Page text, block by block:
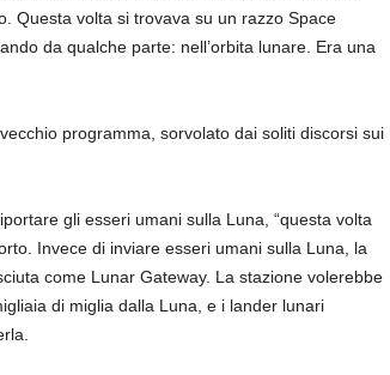
Questa volta si trovava su un razzo Space
da qualche parte: nell’orbita lunare. Era una
programma, sorvolato dai soliti discorsi sui
gli esseri umani sulla Luna, “questa volta
Invece di inviare esseri umani sulla Luna, la
come Lunar Gateway. La stazione volerebbe
di miglia dalla Luna, e i lander lunari